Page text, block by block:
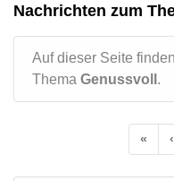
Nachrichten zum
Auf dieser Seite
Thema Genussvoll .
« ‹